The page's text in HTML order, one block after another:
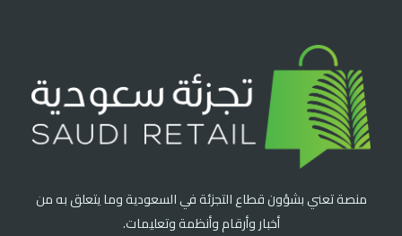
منصة تعني بشؤون قطاع التجزئة في السعودية وما يتعلق به من
أخبار وأرقام وأنظمة وتعليمات.